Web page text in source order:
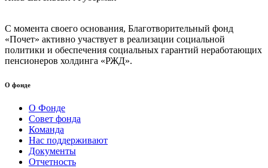
С момента своего основания, Благотворительный фонд
«Почет» активно участвует в реализации социальной
политики и обеспечения социальных гарантий неработающих
пенсионеров холдинга «РЖД».
О фонде
О Фонде
Совет фонда
Команда
Нас поддерживают
Документы
Отчетность